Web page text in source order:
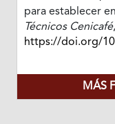
para establecer
Técnicos Cenicafé,
https://doi.org/
MÁS